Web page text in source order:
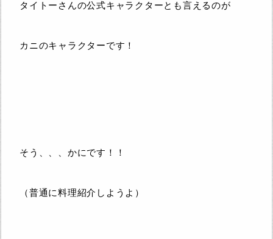
タイトーさんの公式キャラクターとも言えるのが
カニのキャラクターです！
そう、、、かにです！！
（普通に料理紹介しようよ）